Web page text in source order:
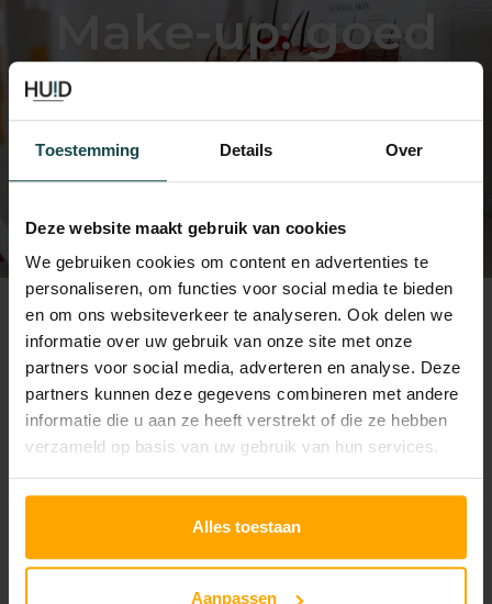
Toestemming Details Over
Deze website maakt gebruik van cookies
We gebruiken cookies om content en advertenties te
personaliseren, om functies voor social media te bieden
en om ons websiteverkeer te analyseren. Ook delen we
informatie over uw gebruik van onze site met onze
partners voor social media, adverteren en analyse. Deze
partners kunnen deze gegevens combineren met andere
informatie die u aan ze heeft verstrekt of die ze hebben
verzameld op basis van uw gebruik van hun services.
Alles toestaan
Aanpassen
Make-up: goed
gereedschap is
het halve werk
Het goed aanbrengen van make-up kan voor veel
mensen een uitdaging zijn. Je kunt dit jezelf echter
veel makkelijker maken door te investeren in goed
gereedschap; in dit geval make-up kwasten. Goede
maar wanneer je deze goed verzorgt kunnen ze zo
tientallen jaren meegaan!